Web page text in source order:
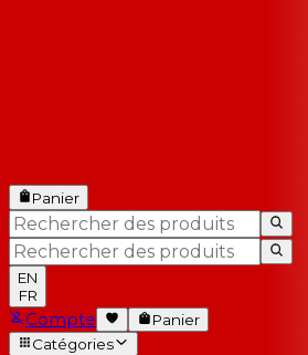
Panier
EN
FR
Compte
Panier
Catégories